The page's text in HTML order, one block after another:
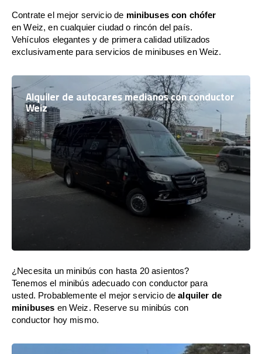
Contrate el mejor servicio de minibuses con chófer
en Weiz, en cualquier ciudad o rincón del país.
Vehículos elegantes y de primera calidad utilizados
exclusivamente para servicios de minibuses en Weiz.
Alquiler de autocares medianos con conductor
Weiz
¿Necesita un minibús con hasta 20 asientos?
Tenemos el minibús adecuado con conductor para
usted. Probablemente el mejor servicio dealquiler de
minibuses en Weiz. Reserve su minibús con
conductor hoy mismo.